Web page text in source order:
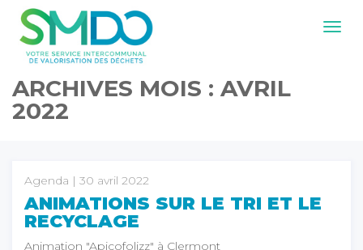
ARCHIVES MOIS : AVRIL
2022
Agenda | 30 avril 2022
ANIMATIONS SUR LE TRI ET LE
RECYCLAGE
Animation "Apicofolizz" à Clermont